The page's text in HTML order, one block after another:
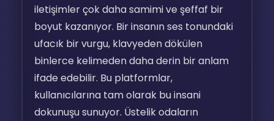
iletişimler çok daha samimi ve şeffaf bir
boyut kazanıyor. Bir insanın ses tonundaki
ufacık bir vurgu, klavyeden dökülen
binlerce kelimeden daha derin bir anlam
ifade edebilir. Bu platformlar,
kullanıcılarına tam olarak bu insani
dokunuşu sunuyor. Üstelik odaların